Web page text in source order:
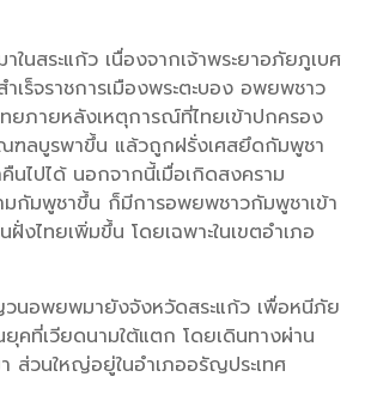
ในสระแก้ว เนื่องจากเจ้าพระยาอภัยภูเบศ
เร็จราชการเมืองพระตะบอง อพยพชาว
ทยภายหลังเหตุการณ์ที่ไทยเข้าปกครอง
ฑลบูรพาขึ้น แล้วถูกฝรั่งเศสยึดกัมพูชา
ไปได้ นอกจากนี้เมื่อเกิดสงคราม
มกัมพูชาขึ้น ก็มีการอพยพชาวกัมพูชาเข้า
งไทยเพิ่มขึ้น โดยเฉพาะในเขตอำเภอ
นอพยพมายังจังหวัดสระแก้ว เพื่อหนีภัย
ยุคที่เวียดนามใต้แตก โดยเดินทางผ่าน
ส่วนใหญ่อยู่ในอำเภออรัญประเทศ